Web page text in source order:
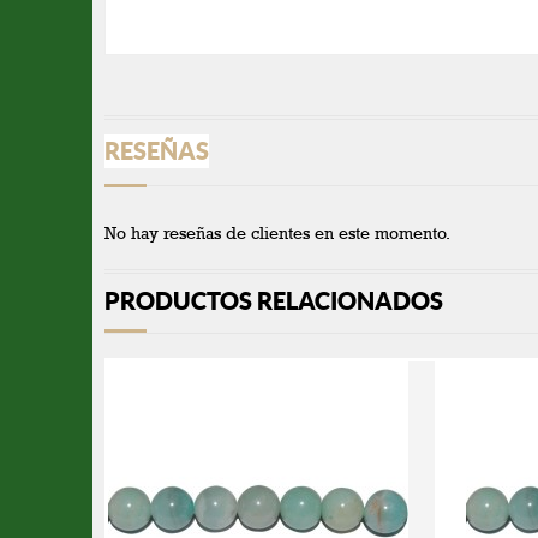
RESEÑAS
No hay reseñas de clientes en este momento.
PRODUCTOS RELACIONADOS